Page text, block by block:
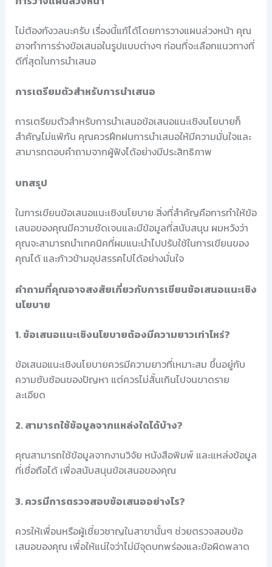
ไม่ต้องกังวลนะครับ เรื่องนี้แก้ได้โดยการวางแผนล่วงหน้า คุณ
อาจทำการร่างข้อเสนอในรูปแบบต่างๆ ก่อนที่จะเลือกแนวทางที่
ดีที่สุดในการนำเสนอ
การเตรียมตัวสำหรับการนำเสนอ
การเตรียมตัวสำหรับการนำเสนอข้อเสนอแนะเชิงนโยบายก็
สำคัญไม่แพ้กัน คุณควรฝึกฝนการนำเสนอให้มีความมั่นใจและ
สามารถตอบคำถามจากผู้ฟังได้อย่างมีประสิทธิภาพ
บทสรุป
ในการเขียนข้อเสนอแนะเชิงนโยบาย สิ่งที่สำคัญคือการทำให้ข้อ
เสนอของคุณมีความชัดเจนและมีข้อมูลที่สนับสนุน ผมหวังว่า
คุณจะสามารถนำเทคนิคที่ผมแนะนำไปปรับใช้ในการเขียนของ
คุณได้ และก้าวข้ามอุปสรรคไปได้อย่างมั่นใจ
คำถามที่คุณอาจสงสัยเกี่ยวกับการเขียนข้อเสนอแนะเชิง
นโยบาย
1. ข้อเสนอแนะเชิงนโยบายต้องมีความยาวเท่าไหร่?
ข้อเสนอแนะเชิงนโยบายควรมีความยาวที่เหมาะสม ขึ้นอยู่กับ
ความซับซ้อนของปัญหา แต่ควรไม่สั้นเกินไปจนขาดราย
ละเอียด
2. สามารถใช้ข้อมูลจากแหล่งใดได้บ้าง?
คุณสามารถใช้ข้อมูลจากงานวิจัย หนังสือพิมพ์ และแหล่งข้อมูล
ที่เชื่อถือได้ เพื่อสนับสนุนข้อเสนอของคุณ
3. ควรมีการตรวจสอบข้อเสนออย่างไร?
ควรให้เพื่อนหรือผู้เชี่ยวชาญในสาขานั้นๆ ช่วยตรวจสอบข้อ
เสนอของคุณ เพื่อให้แน่ใจว่าไม่มีจุดบกพร่องและข้อผิดพลาด